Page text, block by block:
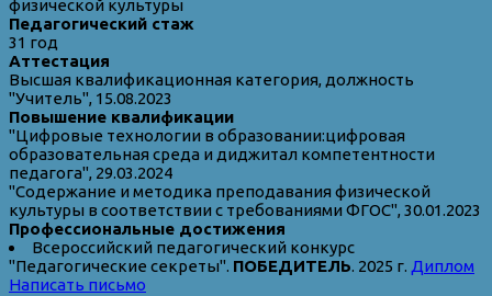
физической культуры
Педагогический стаж
31 год
Аттестация
Высшая квалификационная категория, должность
"Учитель", 15.08.2023
Повышение квалификации
"Цифровые технологии в образовании:цифровая
образовательная среда и диджитал компетентности
педагога", 29.03.2024
"Содержание и методика преподавания физической
культуры в соответствии с требованиями ФГОС", 30.01.2023
Профессиональные достижения
Всероссийский педагогический конкурс
"Педагогические секреты". ПОБЕДИТЕЛЬ. 2025 г. Диплом
Написать письмо